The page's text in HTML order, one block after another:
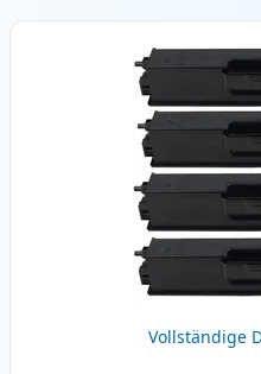
Produkte
Vollständige